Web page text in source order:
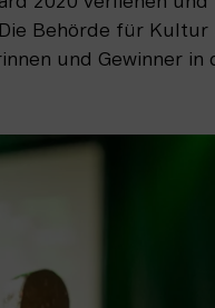
Behörde für
und Gewinner in